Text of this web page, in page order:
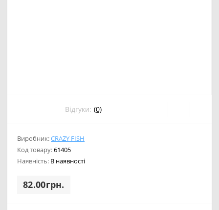
Відгуки: (0)
Виробник:CRAZY FISH
Код товару:61405
Наявність: В наявності
82.00грн.